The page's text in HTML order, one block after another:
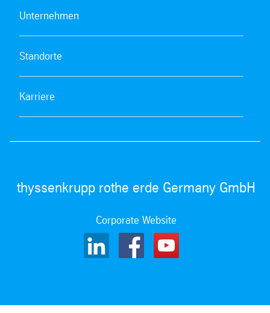
Unternehmen
Standorte
Karriere
thyssenkrupp rothe erde Germany GmbH
Corporate Website